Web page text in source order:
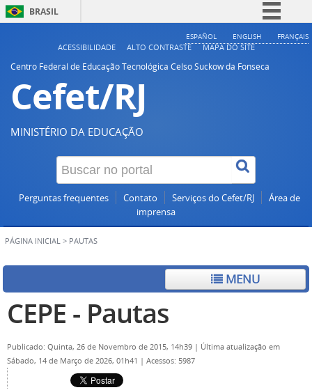
BRASIL
Simplifique!
ESPAÑOL ENGLISH FRANÇAIS
ACESSIBILIDADE ALTO CONTRASTE
MAPA DO SITE
Centro Federal de Educação Tecnológica Celso Suckow da Fonseca
Cefet/RJ
MINISTÉRIO DA EDUCAÇÃO
Perguntas frequentes Contato Serviços do Cefet/RJ
Área de
imprensa
PÁGINA INICIAL > PAUTAS
MENU
CEPE - Pautas
Publicado: Quinta, 26 de Novembro de 2015, 14h39 | Última atualização em
Sábado, 14 de Março de 2026, 01h41 | Acessos: 5987